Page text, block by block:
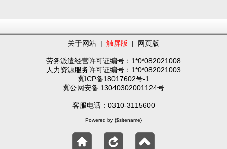
关于网站 | 触屏版 | 网页版
劳务派遣经营许可证编号：1*0*082021008
人力资源服务许可证编号：1*0*082021003
冀ICP备18017602号-1
冀公网安备 13040302001124号
客服电话：0310-3115600
Powered by {$sitename}